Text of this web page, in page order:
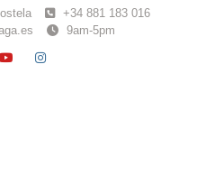
+34 881 183 016
9am-5pm
YOUTUBE
INSTAGRAM